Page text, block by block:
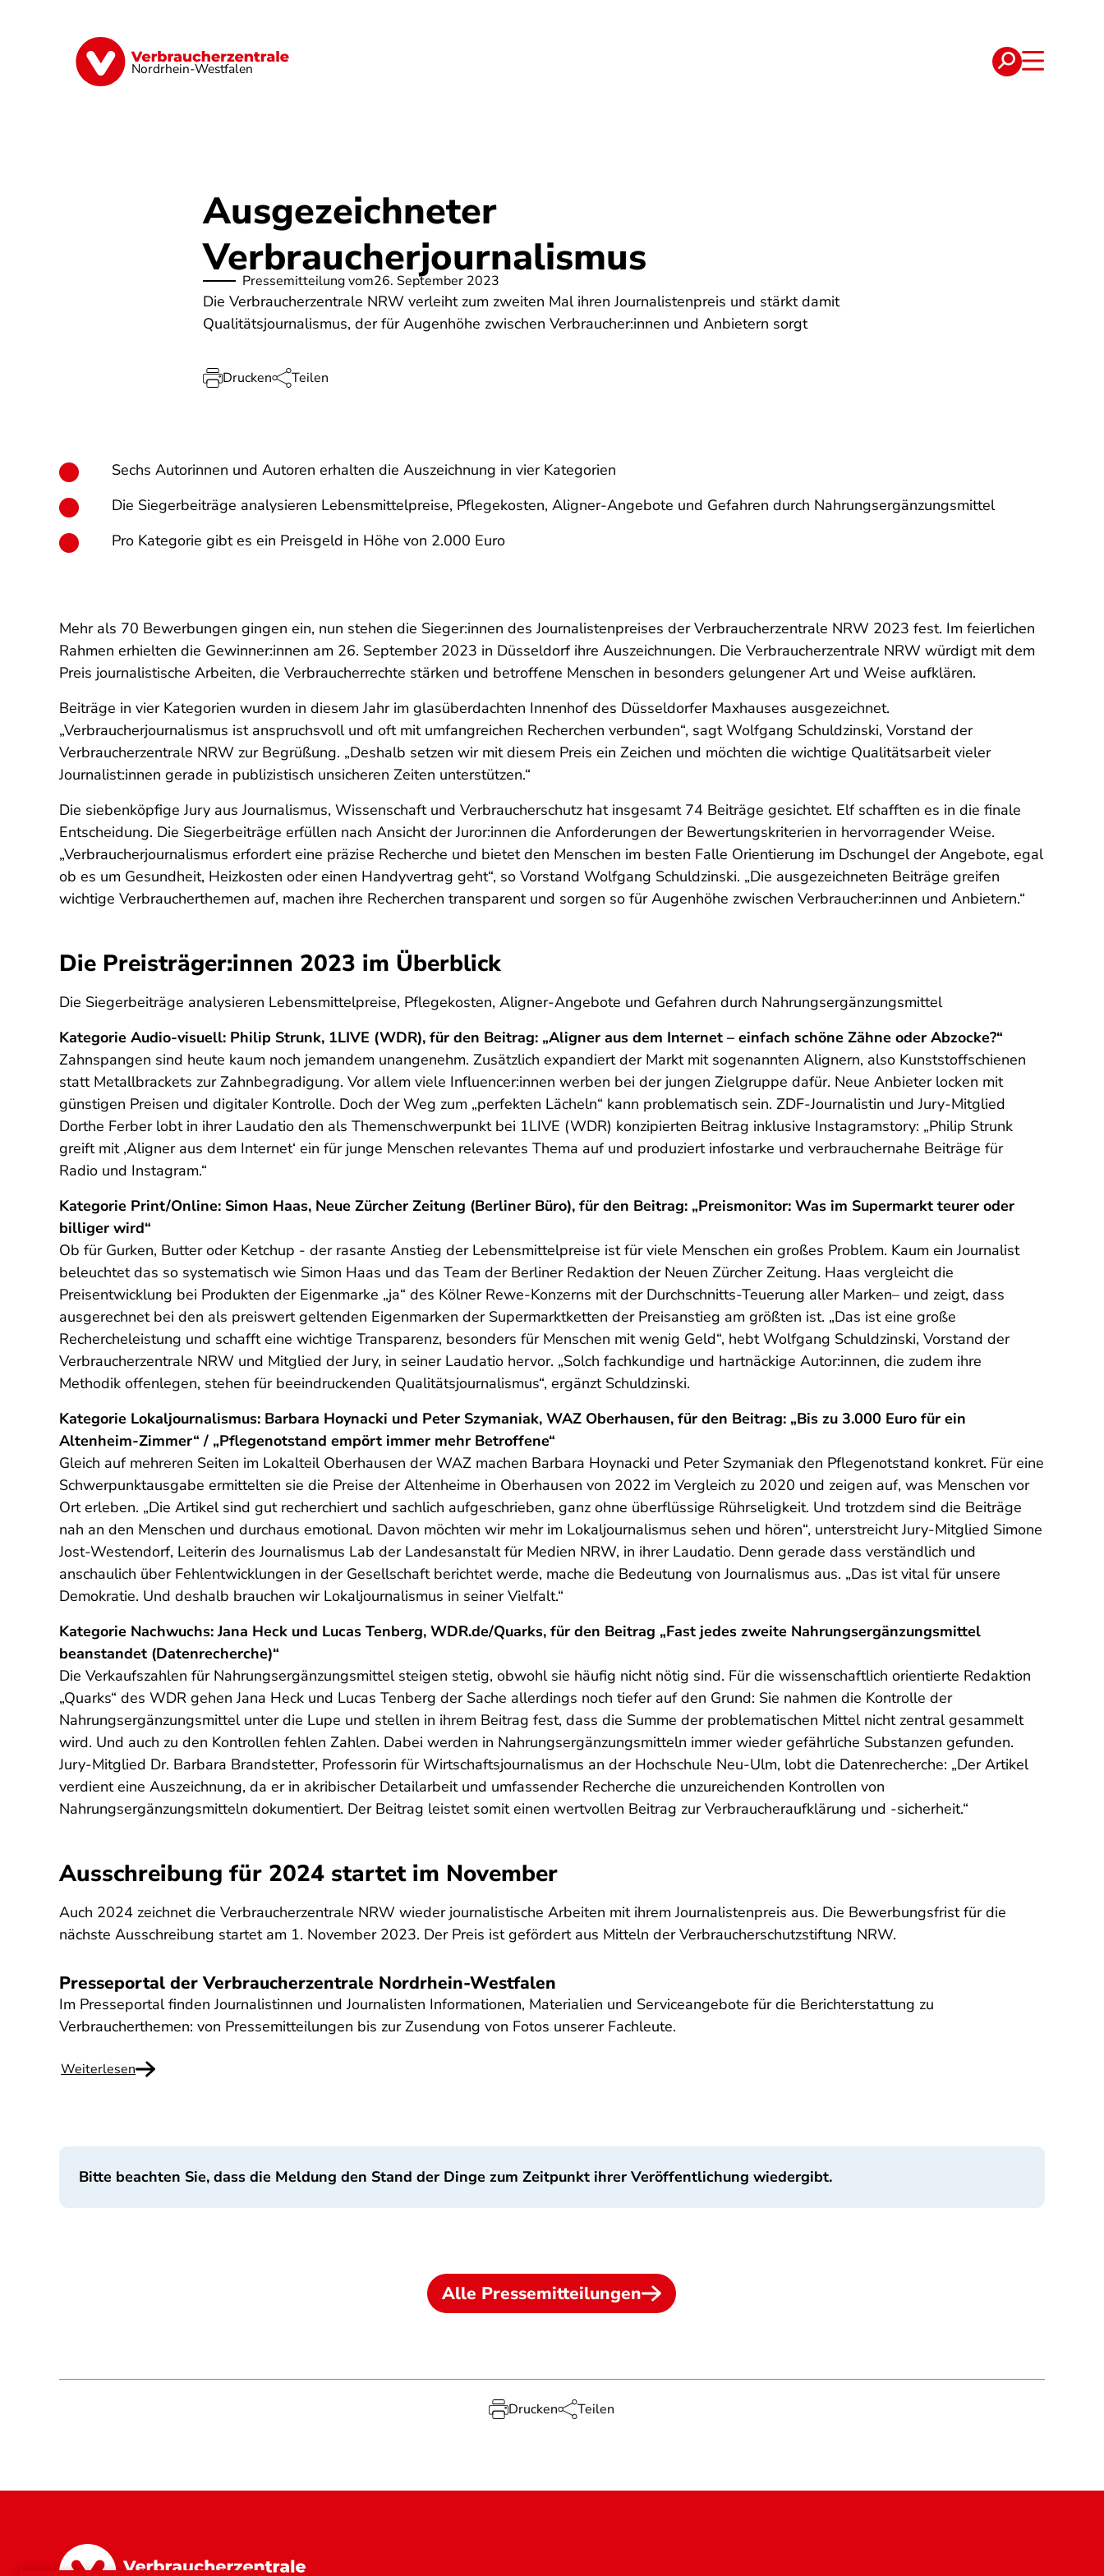
Nordrhein-Westfalen
Finanzen Digitales Lebensmittel
Ausgezeichneter
Verbraucherjournalismus
Pressemitteilung vom26. September 2023
Die Verbraucherzentrale NRW verleiht zum zweiten Mal ihren Journalistenpreis und stärkt damit
Qualitätsjournalismus, der für Augenhöhe zwischen Verbraucher:innen und Anbietern sorgt
Drucken Teilen
Sechs Autorinnen und Autoren erhalten die Auszeichnung in vier Kategorien
Die Siegerbeiträge analysieren Lebensmittelpreise, Pflegekosten, Aligner-Angebote und Gefahren durch Nahrungsergänzungsmittel
Pro Kategorie gibt es ein Preisgeld in Höhe von 2.000 Euro
Mehr als 70 Bewerbungen gingen ein, nun stehen die Sieger:innen des Journalistenpreises der Verbraucherzentrale NRW 2023 fest. Im feierlichen
Rahmen erhielten die Gewinner:innen am 26. September 2023 in Düsseldorf ihre Auszeichnungen. Die Verbraucherzentrale NRW würdigt mit dem
Preis journalistische Arbeiten, die Verbraucherrechte stärken und betroffene Menschen in besonders gelungener Art und Weise aufklären.
Beiträge in vier Kategorien wurden in diesem Jahr im glasüberdachten Innenhof des Düsseldorfer Maxhauses ausgezeichnet.
„Verbraucherjournalismus ist anspruchsvoll und oft mit umfangreichen Recherchen verbunden“, sagt Wolfgang Schuldzinski, Vorstand der
Verbraucherzentrale NRW zur Begrüßung. „Deshalb setzen wir mit diesem Preis ein Zeichen und möchten die wichtige Qualitätsarbeit vieler
Journalist:innen gerade in publizistisch unsicheren Zeiten unterstützen.“
Die siebenköpfige Jury aus Journalismus, Wissenschaft und Verbraucherschutz hat insgesamt 74 Beiträge gesichtet. Elf schafften es in die finale
Entscheidung. Die Siegerbeiträge erfüllen nach Ansicht der Juror:innen die Anforderungen der Bewertungskriterien in hervorragender Weise.
„Verbraucherjournalismus erfordert eine präzise Recherche und bietet den Menschen im besten Falle Orientierung im Dschungel der Angebote, egal
ob es um Gesundheit, Heizkosten oder einen Handyvertrag geht“, so Vorstand Wolfgang Schuldzinski. „Die ausgezeichneten Beiträge greifen
wichtige Verbraucherthemen auf, machen ihre Recherchen transparent und sorgen so für Augenhöhe zwischen Verbraucher:innen und Anbietern.“
Die Preisträger:innen 2023 im Überblick
Die Siegerbeiträge analysieren Lebensmittelpreise, Pflegekosten, Aligner-Angebote und Gefahren durch Nahrungsergänzungsmittel
Kategorie Audio-visuell: Philip Strunk, 1LIVE (WDR), für den Beitrag: „Aligner aus dem Internet – einfach schöne Zähne oder Abzocke?“
Zahnspangen sind heute kaum noch jemandem unangenehm. Zusätzlich expandiert der Markt mit sogenannten Alignern, also Kunststoffschienen
statt Metallbrackets zur Zahnbegradigung. Vor allem viele Influencer:innen werben bei der jungen Zielgruppe dafür. Neue Anbieter locken mit
günstigen Preisen und digitaler Kontrolle. Doch der Weg zum „perfekten Lächeln“ kann problematisch sein. ZDF-Journalistin und Jury-Mitglied
Dorthe Ferber lobt in ihrer Laudatio den als Themenschwerpunkt bei 1LIVE (WDR) konzipierten Beitrag inklusive Instagramstory: „Philip Strunk
greift mit ‚Aligner aus dem Internet‘ ein für junge Menschen relevantes Thema auf und produziert infostarke und verbrauchernahe Beiträge für
Radio und Instagram.“
Kategorie Print/Online: Simon Haas, Neue Zürcher Zeitung (Berliner Büro), für den Beitrag: „Preismonitor: Was im Supermarkt teurer oder
billiger wird“
Ob für Gurken, Butter oder Ketchup - der rasante Anstieg der Lebensmittelpreise ist für viele Menschen ein großes Problem. Kaum ein Journalist
beleuchtet das so systematisch wie Simon Haas und das Team der Berliner Redaktion der Neuen Zürcher Zeitung. Haas vergleicht die
Preisentwicklung bei Produkten der Eigenmarke „ja“ des Kölner Rewe-Konzerns mit der Durchschnitts-Teuerung aller Marken– und zeigt, dass
ausgerechnet bei den als preiswert geltenden Eigenmarken der Supermarktketten der Preisanstieg am größten ist. „Das ist eine große
Rechercheleistung und schafft eine wichtige Transparenz, besonders für Menschen mit wenig Geld“, hebt Wolfgang Schuldzinski, Vorstand der
Verbraucherzentrale NRW und Mitglied der Jury, in seiner Laudatio hervor. „Solch fachkundige und hartnäckige Autor:innen, die zudem ihre
Methodik offenlegen, stehen für beeindruckenden Qualitätsjournalismus“, ergänzt Schuldzinski.
Kategorie Lokaljournalismus: Barbara Hoynacki und Peter Szymaniak, WAZ Oberhausen, für den Beitrag: „Bis zu 3.000 Euro für ein
Altenheim-Zimmer“ / „Pflegenotstand empört immer mehr Betroffene“
Gleich auf mehreren Seiten im Lokalteil Oberhausen der WAZ machen Barbara Hoynacki und Peter Szymaniak den Pflegenotstand konkret. Für eine
Schwerpunktausgabe ermittelten sie die Preise der Altenheime in Oberhausen von 2022 im Vergleich zu 2020 und zeigen auf, was Menschen vor
Ort erleben. „Die Artikel sind gut recherchiert und sachlich aufgeschrieben, ganz ohne überflüssige Rührseligkeit. Und trotzdem sind die Beiträge
nah an den Menschen und durchaus emotional. Davon möchten wir mehr im Lokaljournalismus sehen und hören“, unterstreicht Jury-Mitglied Simone
Jost-Westendorf, Leiterin des Journalismus Lab der Landesanstalt für Medien NRW, in ihrer Laudatio. Denn gerade dass verständlich und
anschaulich über Fehlentwicklungen in der Gesellschaft berichtet werde, mache die Bedeutung von Journalismus aus. „Das ist vital für unsere
Demokratie. Und deshalb brauchen wir Lokaljournalismus in seiner Vielfalt.“
Kategorie Nachwuchs: Jana Heck und Lucas Tenberg, WDR.de/Quarks, für den Beitrag „Fast jedes zweite Nahrungsergänzungsmittel
beanstandet (Datenrecherche)“
Die Verkaufszahlen für Nahrungsergänzungsmittel steigen stetig, obwohl sie häufig nicht nötig sind. Für die wissenschaftlich orientierte Redaktion
„Quarks“ des WDR gehen Jana Heck und Lucas Tenberg der Sache allerdings noch tiefer auf den Grund: Sie nahmen die Kontrolle der
Nahrungsergänzungsmittel unter die Lupe und stellen in ihrem Beitrag fest, dass die Summe der problematischen Mittel nicht zentral gesammelt
wird. Und auch zu den Kontrollen fehlen Zahlen. Dabei werden in Nahrungsergänzungsmitteln immer wieder gefährliche Substanzen gefunden.
Jury-Mitglied Dr. Barbara Brandstetter, Professorin für Wirtschaftsjournalismus an der Hochschule Neu-Ulm, lobt die Datenrecherche: „Der Artikel
verdient eine Auszeichnung, da er in akribischer Detailarbeit und umfassender Recherche die unzureichenden Kontrollen von
Nahrungsergänzungsmitteln dokumentiert. Der Beitrag leistet somit einen wertvollen Beitrag zur Verbraucheraufklärung und -sicherheit.“
Ausschreibung für 2024 startet im November
Auch 2024 zeichnet die Verbraucherzentrale NRW wieder journalistische Arbeiten mit ihrem Journalistenpreis aus. Die Bewerbungsfrist für die
nächste Ausschreibung startet am 1. November 2023. Der Preis ist gefördert aus Mitteln der Verbraucherschutzstiftung NRW.
Presseportal der Verbraucherzentrale Nordrhein-Westfalen
Im Presseportal finden Journalistinnen und Journalisten Informationen, Materialien und Serviceangebote für die Berichterstattung zu
Verbraucherthemen: von Pressemitteilungen bis zur Zusendung von Fotos unserer Fachleute.
Weiterlesen
Bitte beachten Sie, dass die Meldung den Stand der Dinge zum Zeitpunkt ihrer Veröffentlichung wiedergibt.
Alle Pressemitteilungen
Drucken Teilen